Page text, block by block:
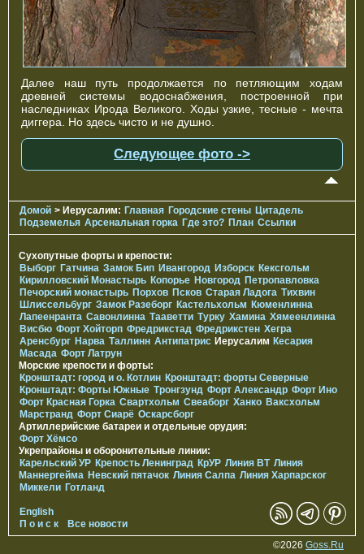
Далее наш путь продолжается по петляющим ходам
древней системы водоснабжения, построенной при
наследниках Ирода Великого. Ходы узкие, тесные - мечта
диггера. Но здесь чисто и не душно.
Следующее фото ->
Домой > Иерусалим: Главная Городские стены Цитадель
Подземелья Арсенальная горка Где это? План Ссылки
Сухопутные форты и крепости:
Выборг Гатчина Замок Бип Ивангород Изборск Кексгольм
Кирилловский Монастырь Копорье Новгород Петропавловка
Печорcкий монастырь Порхов Псков Старая Ладога Тихвин
Шлиссельбург Замок Разеборг Кастельхольм Кюменлинна
Лапеенранта Савонлинна Тааветти Турку Хамина Хямеенлинна
Висбю Форт Хойторп Фредрикстад Фредрикстен Хегра
Аренсбург Нарва Таллинн Антипатрис Иерусалим Кесария
Масада Форт Латрун
Морские крепости и форты:
Кронштадт: город и о. Котлин Кронштадт: форты Северные
Кронштадт: Форты Южные Тронгзунд Форт Александр Форт Ино
Форт Красная Горка Свартхольм Свеаборг Ханко Ваксхольм
Марстранд Форт Сиарё Оскарсборг
Артиллерийские батареи и отдельные орудия:
Форт Хёмсо
Укрепрайоны и оборонительные линии:
Карельский УР Крепость Ленинград КрУР Линия ВТ Линия
Маннергейма Невский пятачок Линия Салпа Линия Харпарског
Миккели Готланд
English
П о и с к
Все новости
©2026 Goss.Ru